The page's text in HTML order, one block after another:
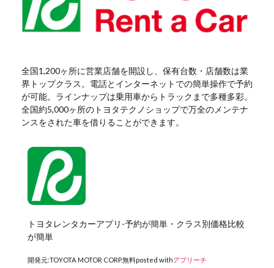
全国1,200ヶ所に営業店舗を開設し、保有台数・店舗数は業
界トップクラス。電話とインターネットでの簡単操作で予約
が可能。ラインナップは乗用車からトラックまで多種多彩。
全国約5,000ヶ所のトヨタテクノショップで万全のメンテナ
ンスをされた車を借りることができます。
トヨタレンタカーアプリ-予約が簡単・クラス別価格比較
が簡単
開発元:TOYOTA MOTOR CORP.無料posted withアプリーチ